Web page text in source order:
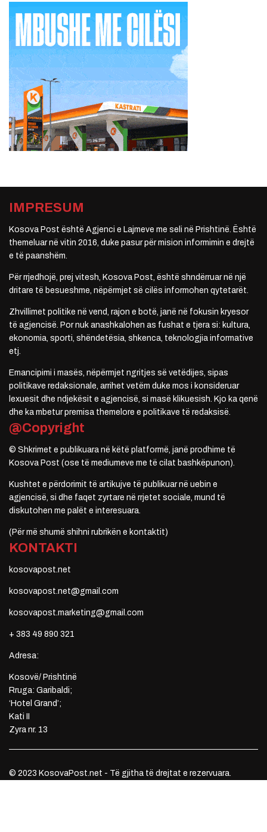
IMPRESUM
Kosova Post është Agjenci e Lajmeve me seli në Prishtinë. Është
themeluar në vitin 2016, duke pasur për mision informimin e drejtë
e të paanshëm.
Për rrjedhojë, prej vitesh, Kosova Post, është shndërruar në një
dritare të besueshme, nëpërmjet së cilës informohen qytetarët.
Zhvillimet politike në vend, rajon e botë, janë në fokusin kryesor
të agjencisë. Por nuk anashkalohen as fushat e tjera si: kultura,
ekonomia, sporti, shëndetësia, shkenca, teknologjia informative
etj.
Emancipimi i masës, nëpërmjet ngritjes së vetëdijes, sipas
politikave redaksionale, arrihet vetëm duke mos i konsideruar
lexuesit dhe ndjekësit e agjencisë, si masë klikuesish. Kjo ka qenë
dhe ka mbetur premisa themelore e politikave të redaksisë.
@Copyright
© Shkrimet e publikuara në këtë platformë, janë prodhime të
Kosova Post (ose të mediumeve me të cilat bashkëpunon).
Kushtet e përdorimit të artikujve të publikuar në uebin e
agjencisë, si dhe faqet zyrtare në rrjetet sociale, mund të
diskutohen me palët e interesuara.
(Për më shumë shihni rubrikën e kontaktit)
KONTAKTI
kosovapost.net
kosovapost.net@gmail.com
kosovapost.marketing@gmail.com
+ 383 49 890 321
Adresa:
Kosovë/ Prishtinë
Rruga: Garibaldi;
‘Hotel Grand’;
Kati II
Zyra nr. 13
© 2023 KosovaPost.net - Të gjitha të drejtat e rezervuara.